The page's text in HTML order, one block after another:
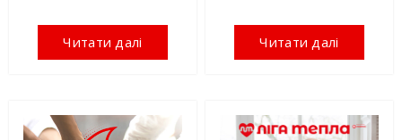
Читати далі Читати далі